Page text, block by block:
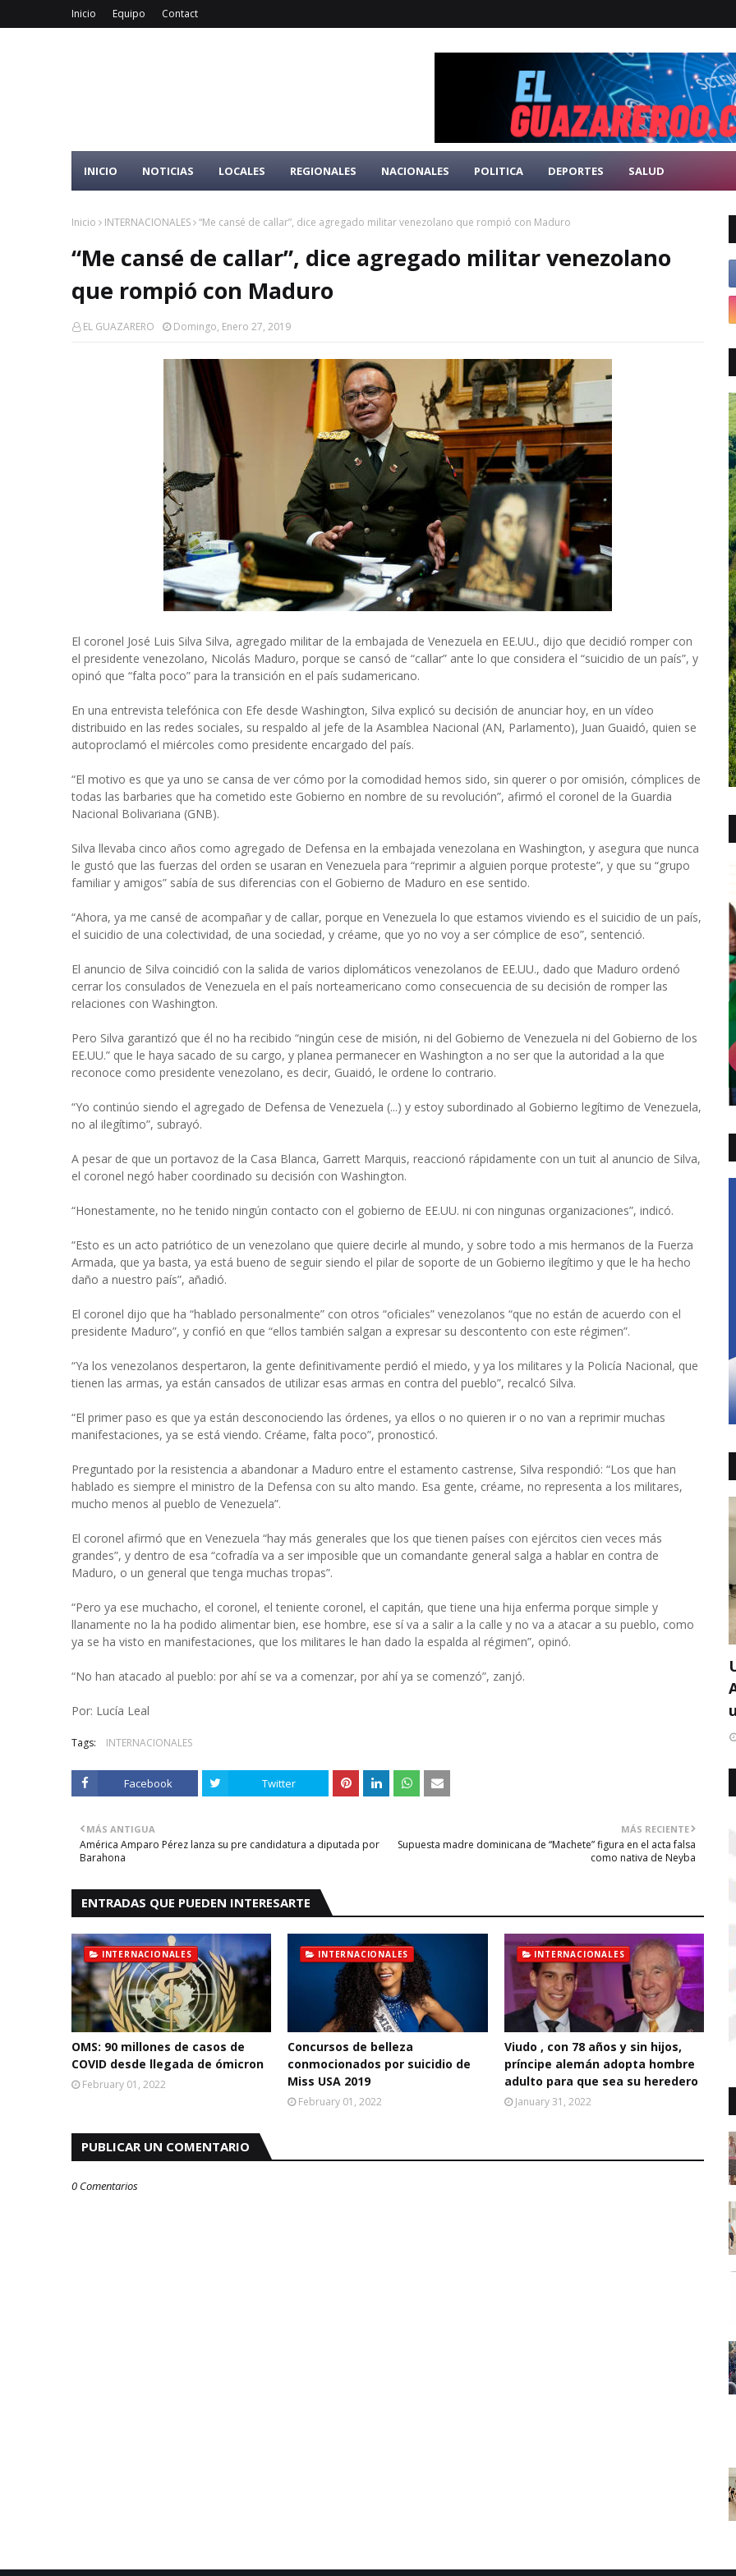
Inicio Equipo Contact
INICIO NOTICIAS LOCALES REGIONALES NACIONALES POLITICA DEPORTES SALUD
Inicio INTERNACIONALES “Me cansé de callar”, dice agregado militar venezolano que rompió con Maduro
“Me cansé de callar”, dice agregado militar venezolano
que rompió con Maduro
EL GUAZARERO Domingo, Enero 27, 2019
El coronel José Luis Silva Silva, agregado militar de la embajada de Venezuela en EE.UU., dijo que decidió romper con
el presidente venezolano, Nicolás Maduro, porque se cansó de “callar” ante lo que considera el “suicidio de un país”, y
opinó que “falta poco” para la transición en el país sudamericano.
En una entrevista telefónica con Efe desde Washington, Silva explicó su decisión de anunciar hoy, en un vídeo
distribuido en las redes sociales, su respaldo al jefe de la Asamblea Nacional (AN, Parlamento), Juan Guaidó, quien se
autoproclamó el miércoles como presidente encargado del país.
“El motivo es que ya uno se cansa de ver cómo por la comodidad hemos sido, sin querer o por omisión, cómplices de
todas las barbaries que ha cometido este Gobierno en nombre de su revolución”, afirmó el coronel de la Guardia
Nacional Bolivariana (GNB).
Silva llevaba cinco años como agregado de Defensa en la embajada venezolana en Washington, y asegura que nunca
le gustó que las fuerzas del orden se usaran en Venezuela para “reprimir a alguien porque proteste”, y que su “grupo
familiar y amigos” sabía de sus diferencias con el Gobierno de Maduro en ese sentido.
“Ahora, ya me cansé de acompañar y de callar, porque en Venezuela lo que estamos viviendo es el suicidio de un país,
el suicidio de una colectividad, de una sociedad, y créame, que yo no voy a ser cómplice de eso”, sentenció.
El anuncio de Silva coincidió con la salida de varios diplomáticos venezolanos de EE.UU., dado que Maduro ordenó
cerrar los consulados de Venezuela en el país norteamericano como consecuencia de su decisión de romper las
relaciones con Washington.
Pero Silva garantizó que él no ha recibido “ningún cese de misión, ni del Gobierno de Venezuela ni del Gobierno de los
EE.UU.” que le haya sacado de su cargo, y planea permanecer en Washington a no ser que la autoridad a la que
reconoce como presidente venezolano, es decir, Guaidó, le ordene lo contrario.
“Yo continúo siendo el agregado de Defensa de Venezuela (...) y estoy subordinado al Gobierno legítimo de Venezuela,
no al ilegítimo”, subrayó.
A pesar de que un portavoz de la Casa Blanca, Garrett Marquis, reaccionó rápidamente con un tuit al anuncio de Silva,
el coronel negó haber coordinado su decisión con Washington.
“Honestamente, no he tenido ningún contacto con el gobierno de EE.UU. ni con ningunas organizaciones”, indicó.
“Esto es un acto patriótico de un venezolano que quiere decirle al mundo, y sobre todo a mis hermanos de la Fuerza
Armada, que ya basta, ya está bueno de seguir siendo el pilar de soporte de un Gobierno ilegítimo y que le ha hecho
daño a nuestro país”, añadió.
El coronel dijo que ha “hablado personalmente” con otros “oficiales” venezolanos “que no están de acuerdo con el
presidente Maduro”, y confió en que “ellos también salgan a expresar su descontento con este régimen”.
“Ya los venezolanos despertaron, la gente definitivamente perdió el miedo, y ya los militares y la Policía Nacional, que
tienen las armas, ya están cansados de utilizar esas armas en contra del pueblo”, recalcó Silva.
“El primer paso es que ya están desconociendo las órdenes, ya ellos o no quieren ir o no van a reprimir muchas
manifestaciones, ya se está viendo. Créame, falta poco”, pronosticó.
Preguntado por la resistencia a abandonar a Maduro entre el estamento castrense, Silva respondió: “Los que han
hablado es siempre el ministro de la Defensa con su alto mando. Esa gente, créame, no representa a los militares,
mucho menos al pueblo de Venezuela”.
El coronel afirmó que en Venezuela “hay más generales que los que tienen países con ejércitos cien veces más
grandes”, y dentro de esa “cofradía va a ser imposible que un comandante general salga a hablar en contra de
Maduro, o un general que tenga muchas tropas”.
“Pero ya ese muchacho, el coronel, el teniente coronel, el capitán, que tiene una hija enferma porque simple y
llanamente no la ha podido alimentar bien, ese hombre, ese sí va a salir a la calle y no va a atacar a su pueblo, como
ya se ha visto en manifestaciones, que los militares le han dado la espalda al régimen”, opinó.
“No han atacado al pueblo: por ahí se va a comenzar, por ahí ya se comenzó”, zanjó.
Por: Lucía Leal
Tags: INTERNACIONALES
Facebook Twitter
MÁS RECIENTE
Supuesta madre dominicana de “Machete” figura en el acta falsa
como nativa de Neyba
MÁS ANTIGUA
América Amparo Pérez lanza su pre candidatura a diputada por
Barahona
ENTRADAS QUE PUEDEN INTERESARTE
INTERNACIONALES
OMS: 90 millones de casos de
COVID desde llegada de ómicron
February 01, 2022
INTERNACIONALES
Concursos de belleza
conmocionados por suicidio de
Miss USA 2019
February 01, 2022
INTERNACIONALES
Viudo , con 78 años y sin hijos,
príncipe alemán adopta hombre
adulto para que sea su heredero
January 31, 2022
PUBLICAR UN COMENTARIO
0 Comentarios